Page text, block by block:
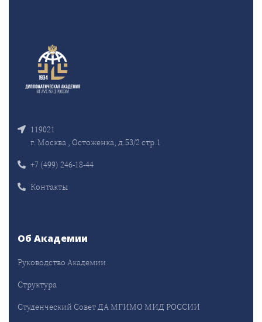
119021
г. Москва , Остоженка, д.53/2 стр.1
+7 (499) 246-18-44
Контакты
Об Академии
Руководство Академии
Структура
Студенческий Совет ДА МГИМО МИД РОССИИ